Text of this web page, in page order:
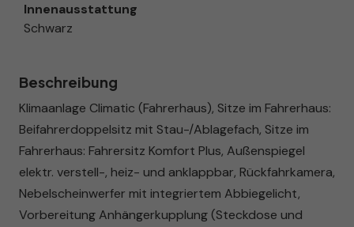
Innenausstattung
Schwarz
Beschreibung
Klimaanlage Climatic (Fahrerhaus), Sitze im Fahrerhaus:
Beifahrerdoppelsitz mit Stau-/Ablagefach, Sitze im
Fahrerhaus: Fahrersitz Komfort Plus, Außenspiegel
elektr. verstell-, heiz- und anklappbar, Rückfahrkamera,
Nebelscheinwerfer mit integriertem Abbiegelicht,
Vorbereitung Anhängerkupplung (Steckdose und